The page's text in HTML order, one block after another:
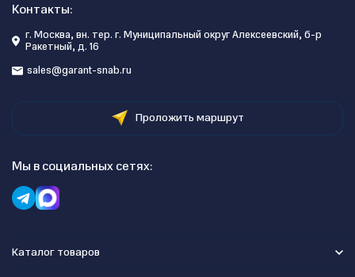
Контакты:
г. Москва, вн. тер. г. Муниципальный округ Алексеевский, б-р
Ракетный, д. 16
sales@garant-snab.ru
Проложить маршрут
Мы в социальных сетях:
Каталог товаров